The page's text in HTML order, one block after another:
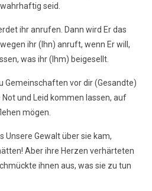
seid.
ihr anrufen. Dann wird Er das
ihr (Ihn) anruft, wenn Er will,
was ihr (Ihm) beigesellt.
Gemeinschaften vor dir (Gesandte)
und Leid kommen lassen, auf
mögen.
Unsere Gewalt über sie kam,
Aber ihre Herzen verhärteten
ihnen aus, was sie zu tun